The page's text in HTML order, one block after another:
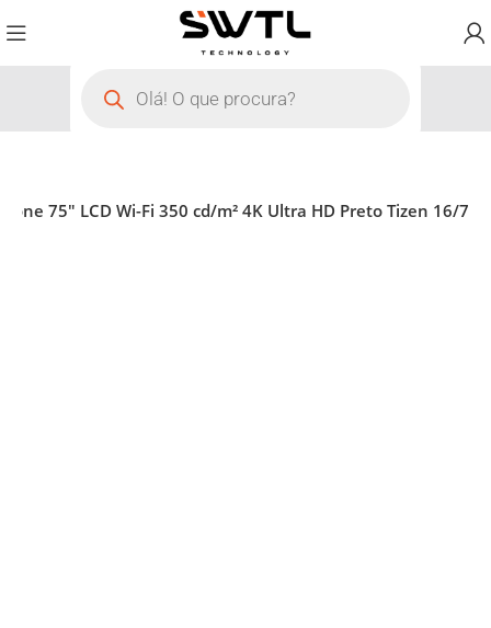
75″ LCD Wi-Fi 350 cd/m² 4K Ultra HD Preto Tizen 16/7